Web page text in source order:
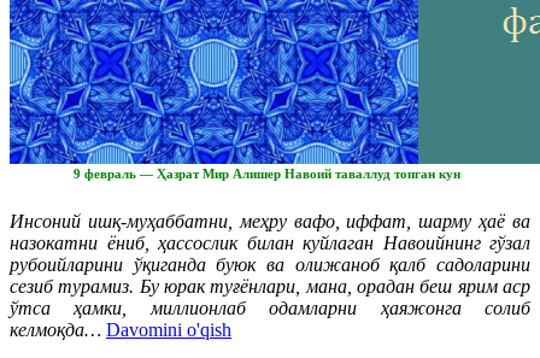
9 февраль — Ҳазрат Мир Алишер Навоий таваллуд топган кун
Инсоний ишқ-муҳаббатни, меҳру вафо, иффат, шарму ҳаё ва
назокатни ёниб, ҳассослик билан куйлаган Навоийнинг гўзал
рубоийларини ўқиганда буюк ва олижаноб қалб садоларини
сезиб турамиз. Бу юрак туғёнлари, мана, орадан беш ярим аср
ўтса ҳамки, миллионлаб одамларни ҳаяжонга солиб
келмоқда… Davomini o'qish